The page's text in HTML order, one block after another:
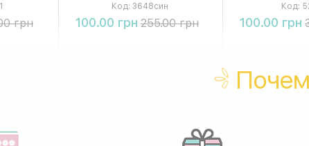
грн
Код: 3648син
100.00 грн 255.00 грн
Купить
Код:
100.00 грн